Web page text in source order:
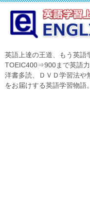
英語上達の王道、もう英語
TOEIC400⇒900まで英語力
洋書多読、ＤＶＤ学習法や
をお届けする英語学習物語。